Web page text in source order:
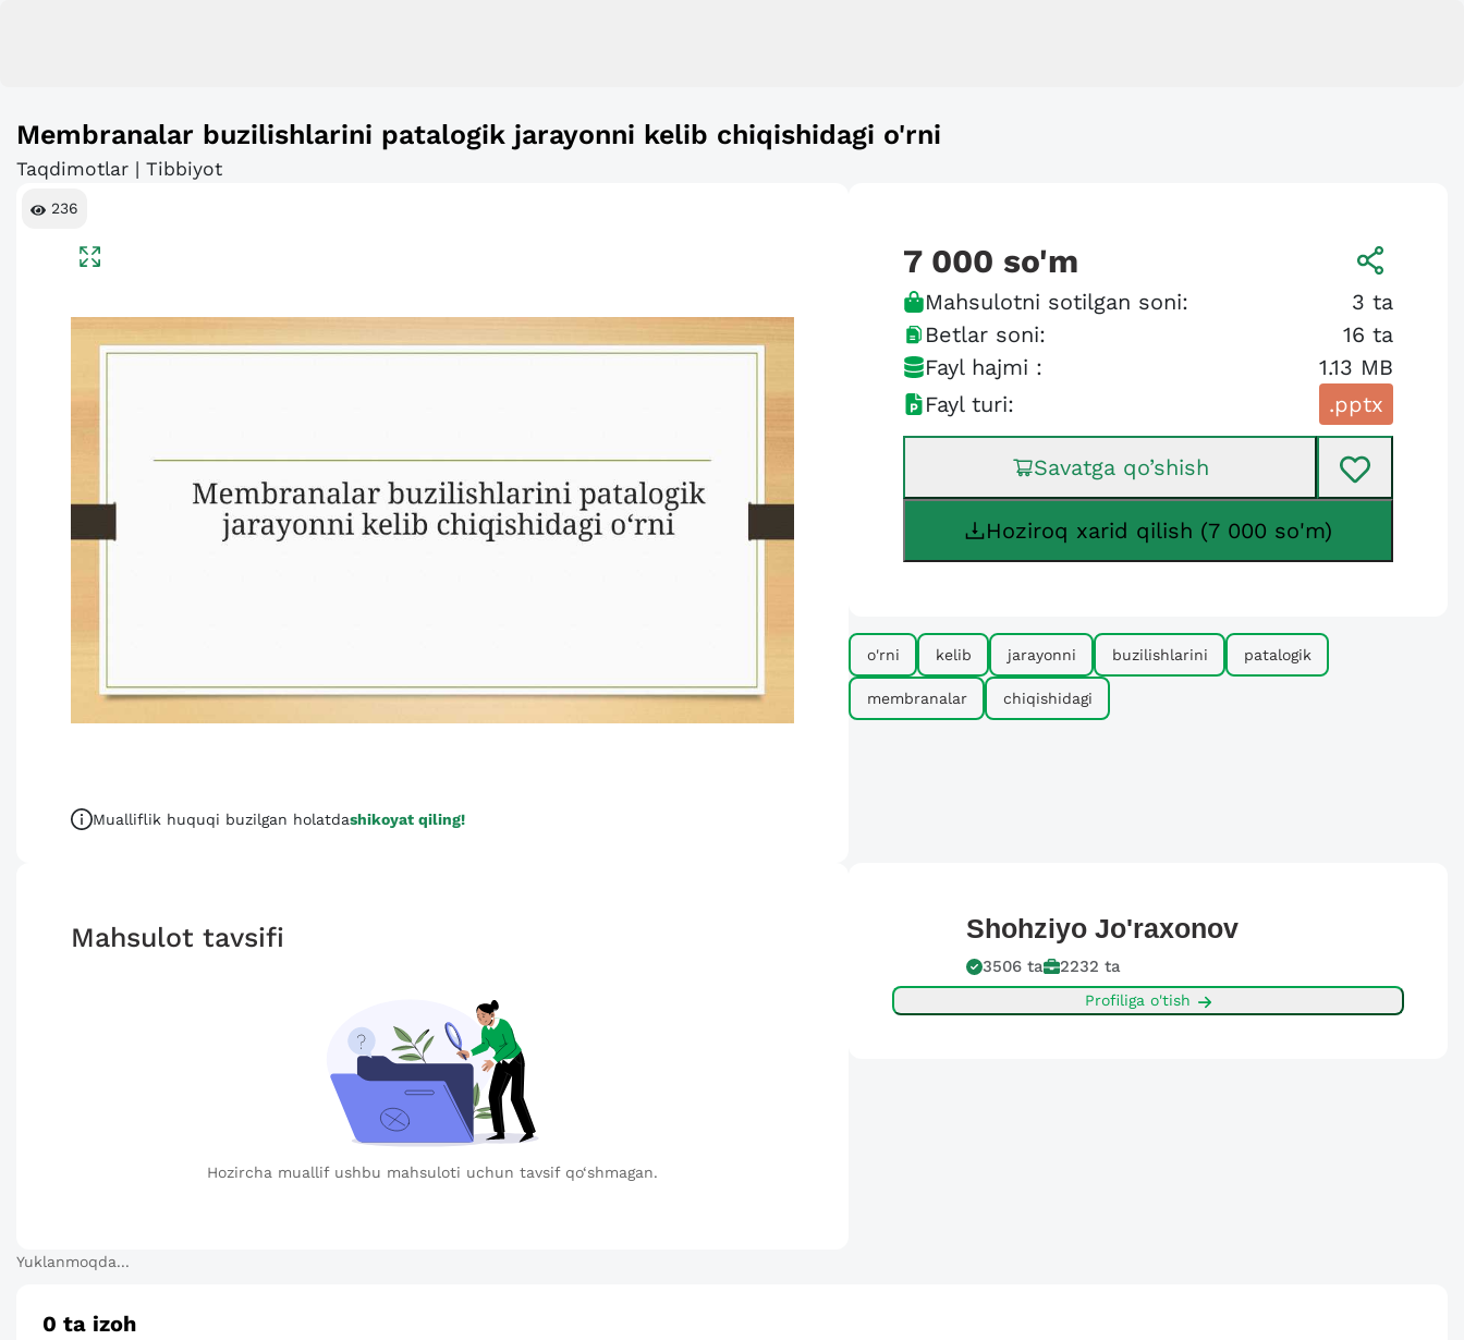
Membranalar buzilishlarini patalogik jarayonni kelib chiqishidagi o'rni
Taqdimotlar | Tibbiyot
236
Mualliflik huquqi buzilgan holatdashikoyat qiling!
7 000 so'm
Mahsulotni sotilgan soni: 3 ta
Betlar soni:
16 ta
Fayl hajmi :
1.13 MB
Fayl turi:
.pptx
Savatga qo’shish
Hoziroq xarid qilish (7 000 so'm)
o'rni kelib jarayonni buzilishlarini patalogik
membranalar chiqishidagi
Mahsulot tavsifi
Hozircha muallif ushbu mahsuloti uchun tavsif qo‘shmagan.
Shohziyo Jo'raxonov
3506 ta 2232 ta
Profiliga o'tish
Yuklanmoqda...
0 ta izoh